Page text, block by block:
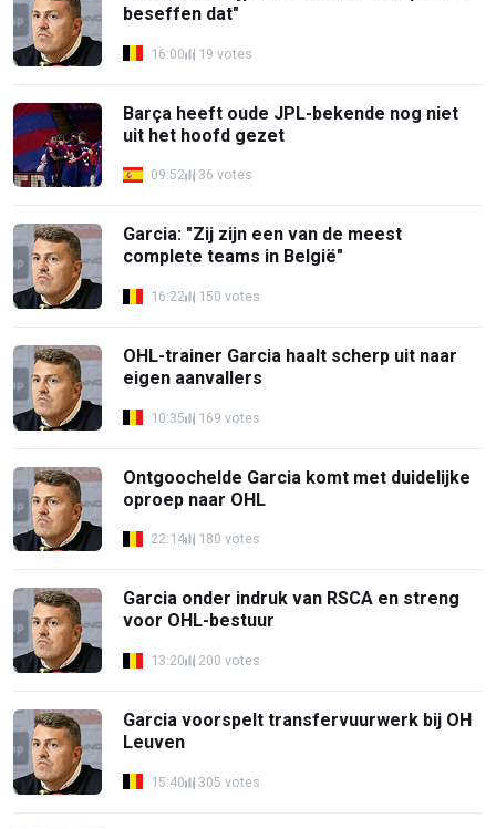
beseffen dat"
16:00 19 votes
Barça heeft oude JPL-bekende nog niet
uit het hoofd gezet
09:52 36 votes
Garcia: "Zij zijn een van de meest
complete teams in België"
16:22 150 votes
OHL-trainer Garcia haalt scherp uit naar
eigen aanvallers
10:35 169 votes
Ontgoochelde Garcia komt met duidelijke
oproep naar OHL
22:14 180 votes
Garcia onder indruk van RSCA en streng
voor OHL-bestuur
13:20 200 votes
Garcia voorspelt transfervuurwerk bij OH
Leuven
15:40 305 votes